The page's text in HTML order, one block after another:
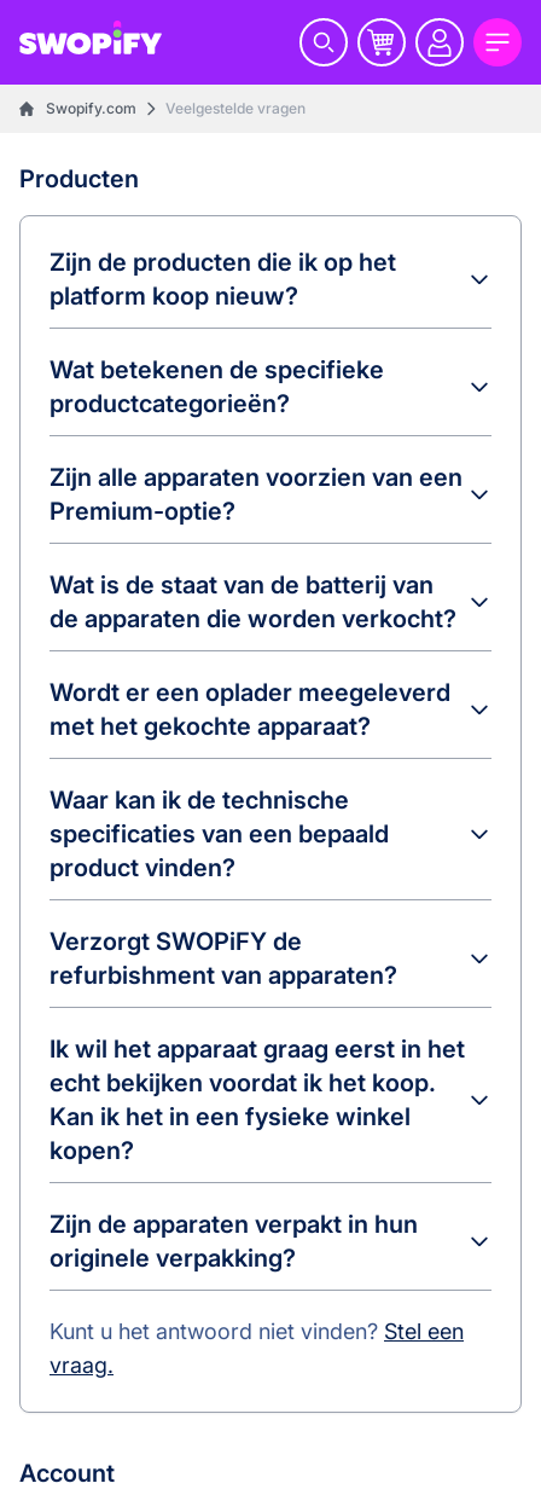
Swopify.com Veelgestelde vragen
Producten
Zijn de producten die ik op het
platform koop nieuw?
Wat betekenen de specifieke
productcategorieën?
Zijn alle apparaten voorzien van een
Premium-optie?
Wat is de staat van de batterij van
de apparaten die worden verkocht?
Wordt er een oplader meegeleverd
met het gekochte apparaat?
Waar kan ik de technische
specificaties van een bepaald
product vinden?
Verzorgt SWOPiFY de
refurbishment van apparaten?
Ik wil het apparaat graag eerst in het
echt bekijken voordat ik het koop.
Kan ik het in een fysieke winkel
kopen?
Zijn de apparaten verpakt in hun
originele verpakking?
Kunt u het antwoord niet vinden? Stel een
vraag.
Account